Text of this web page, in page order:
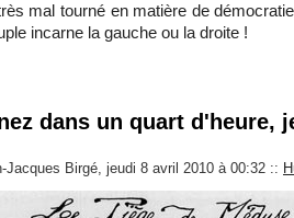
mal tourné en matière de
incarne la gauche ou la droite !
dans un quart d'heure,
Jacques Birgé, jeudi 8 avril 2010 à 00:32 ::